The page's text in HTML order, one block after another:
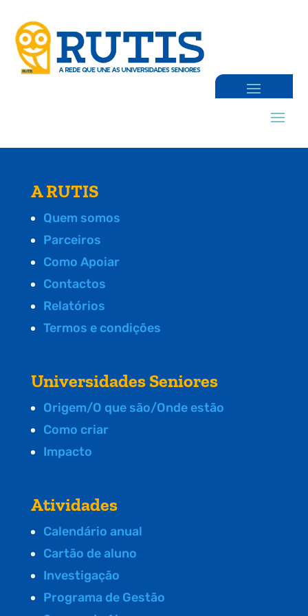
A RUTIS
Quem somos
Parceiros
Como Apoiar
Contactos
Relatórios
Termos e condições
Universidades Seniores
Origem/O que são/Onde estão
Como criar
Impacto
Atividades
Calendário anual
Cartão de aluno
Investigação
Programa de Gestão